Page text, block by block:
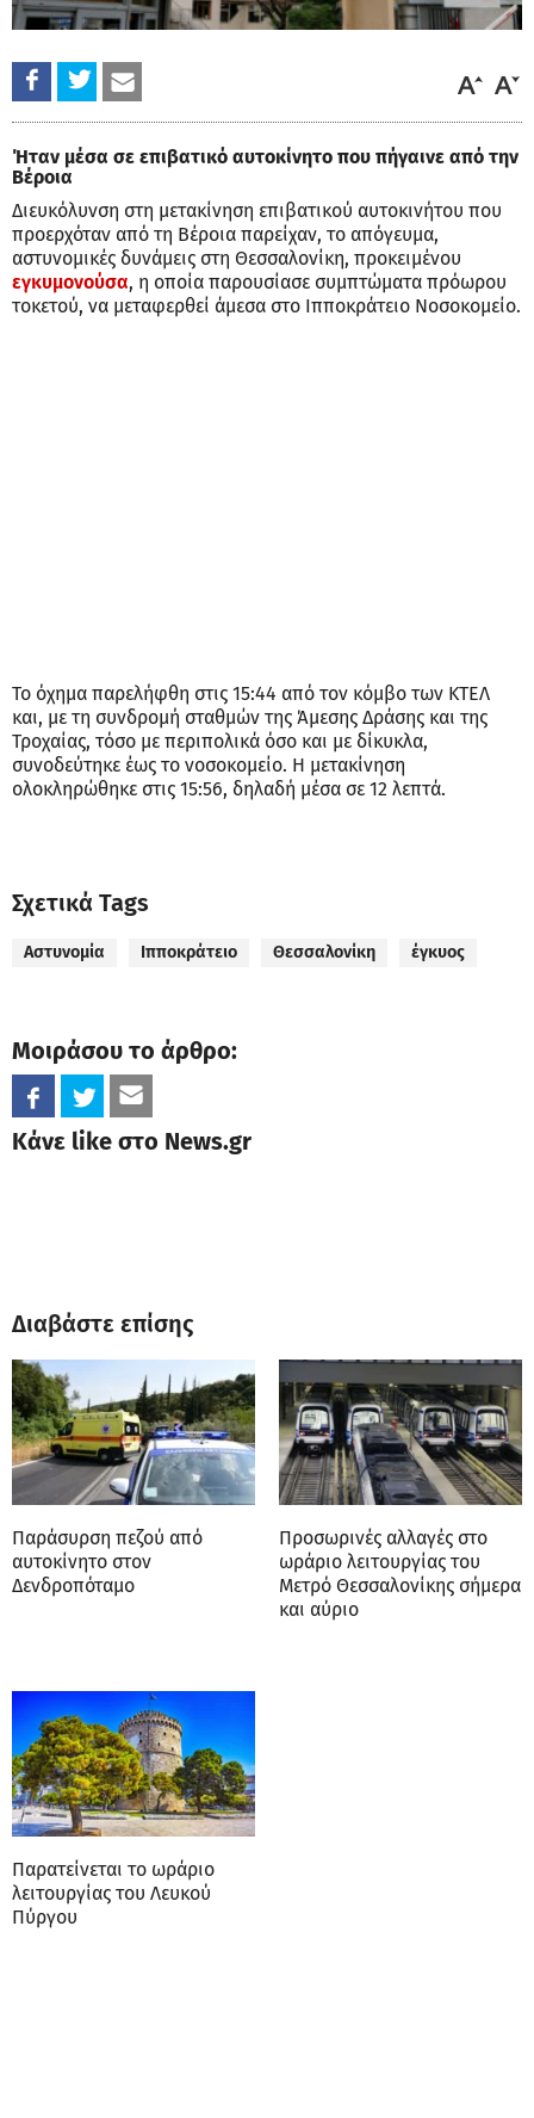
Ήταν μέσα σε επιβατικό αυτοκίνητο που πήγαινε από την
Βέροια
Διευκόλυνση στη μετακίνηση επιβατικού αυτοκινήτου που
προερχόταν από τη Βέροια παρείχαν, το απόγευμα,
αστυνομικές δυνάμεις στη Θεσσαλονίκη, προκειμένου
εγκυμονούσα, η οποία παρουσίασε συμπτώματα πρόωρου
τοκετού, να μεταφερθεί άμεσα στο Ιπποκράτειο Νοσοκομείο.
Το όχημα παρελήφθη στις 15:44 από τον κόμβο των ΚΤΕΛ
και, με τη συνδρομή σταθμών της Άμεσης Δράσης και της
Τροχαίας, τόσο με περιπολικά όσο και με δίκυκλα,
συνοδεύτηκε έως το νοσοκομείο. Η μετακίνηση
ολοκληρώθηκε στις 15:56, δηλαδή μέσα σε 12 λεπτά.
Σχετικά Tags
Αστυνομία Ιπποκράτειο Θεσσαλονίκη έγκυος
Μοιράσου το άρθρο:
Κάνε like στο News.gr
Διαβάστε επίσης
Παράσυρση πεζού από
αυτοκίνητο στον
Δενδροπόταμο
Προσωρινές αλλαγές στο
ωράριο λειτουργίας του
Μετρό Θεσσαλονίκης σήμερα
και αύριο
Παρατείνεται το ωράριο
λειτουργίας του Λευκού
Πύργου